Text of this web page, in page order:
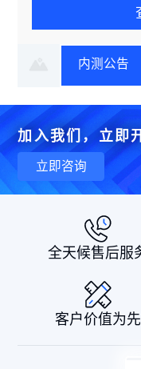
内测公告
加入我们，立即
立即咨询
全天候售后服
客户价值为先